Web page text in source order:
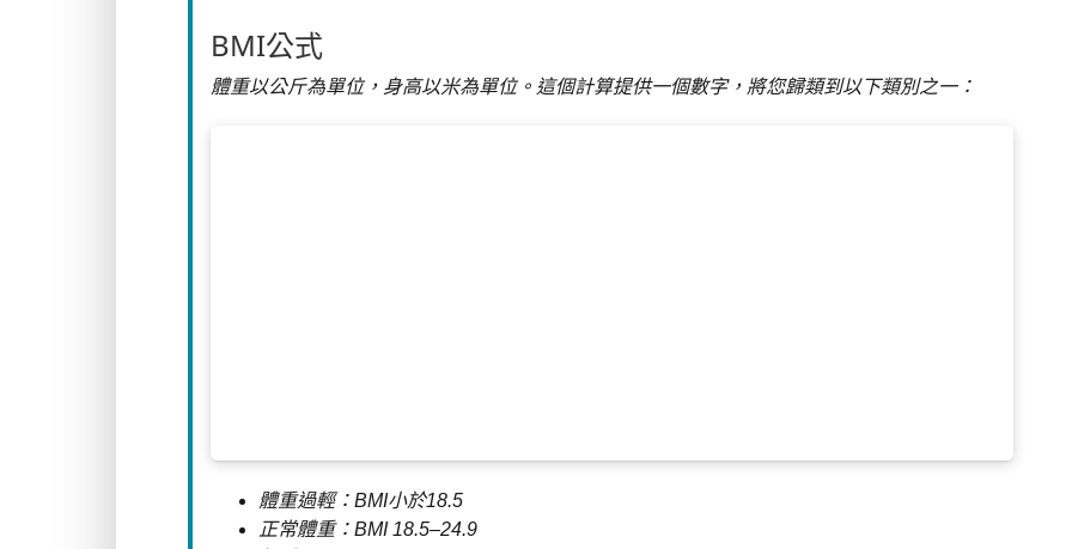
BMI公式
體重以公斤為單位，身高以米為單位。這個計算提供一個數字，將您歸類到以下類別之一：
體重過輕：BMI小於18.5
正常體重：BMI 18.5–24.9